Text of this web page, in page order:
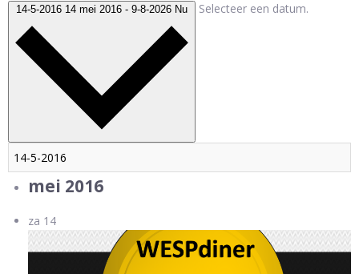
14-5-2016 14 mei 2016 - 9-8-2026 Nu Selecteer een datum.
mei 2016
za 14